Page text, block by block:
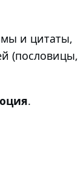
и цитаты,
(пословицы,
.